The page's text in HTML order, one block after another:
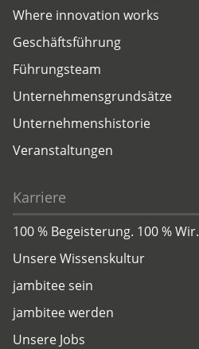
Where innovation works
Geschäftsführung
Führungsteam
Unternehmensgrundsätze
Unternehmenshistorie
Veranstaltungen
Karriere
100 % Begeisterung. 100 % Wir.
Unsere Wissenskultur
jambitee sein
jambitee werden
Unsere Jobs